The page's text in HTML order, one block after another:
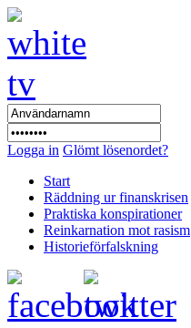
Logga in Glömt lösenordet?
Start
Räddning ur finanskrisen
Praktiska konspirationer
Reinkarnation mot rasism
Historieförfalskning